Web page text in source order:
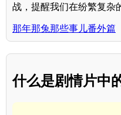
战，提醒我们在纷繁复杂
那年那兔那些事儿番外篇
什么是剧情片中